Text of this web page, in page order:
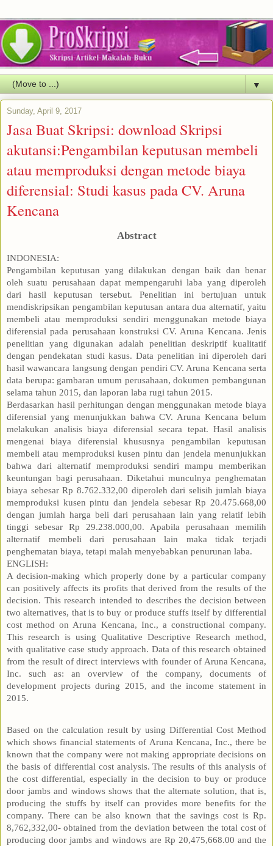
▼
Sunday, April 9, 2017
Jasa Buat Skripsi: download Skripsi
akutansi:Pengambilan keputusan membeli
atau memproduksi dengan metode biaya
diferensial: Studi kasus pada CV. Aruna
Kencana
Abstract
INDONESIA:
Pengambilan keputusan yang dilakukan dengan baik dan benar
oleh suatu perusahaan dapat mempengaruhi laba yang diperoleh
dari hasil keputusan tersebut. Penelitian ini bertujuan untuk
mendiskripsikan pengambilan keputusan antara dua alternatif, yaitu
membeli atau memproduksi sendiri menggunakan metode biaya
diferensial pada perusahaan konstruksi CV. Aruna Kencana. Jenis
penelitian yang digunakan adalah penelitian deskriptif kualitatif
dengan pendekatan studi kasus. Data penelitian ini diperoleh dari
hasil wawancara langsung dengan pendiri CV. Aruna Kencana serta
data berupa: gambaran umum perusahaan, dokumen pembangunan
selama tahun 2015, dan laporan laba rugi tahun 2015.
Berdasarkan hasil perhitungan dengan menggunakan metode biaya
diferensial yang menunjukkan bahwa CV. Aruna Kencana belum
melakukan analisis biaya diferensial secara tepat. Hasil analisis
mengenai biaya diferensial khususnya pengambilan keputusan
membeli atau memproduksi kusen pintu dan jendela menunjukkan
bahwa dari alternatif memproduksi sendiri mampu memberikan
keuntungan bagi perusahaan. Diketahui munculnya penghematan
biaya sebesar Rp 8.762.332,00 diperoleh dari selisih jumlah biaya
memproduksi kusen pintu dan jendela sebesar Rp 20.475.668,00
dengan jumlah harga beli dari perusahaan lain yang relatif lebih
tinggi sebesar Rp 29.238.000,00. Apabila perusahaan memilih
alternatif membeli dari perusahaan lain maka tidak terjadi
penghematan biaya, tetapi malah menyebabkan penurunan laba.
ENGLISH:
A decision-making which properly done by a particular company
can positively affects its profits that derived from the results of the
decision. This research intended to describes the decision between
two alternatives, that is to buy or produce stuffs itself by differential
cost method on Aruna Kencana, Inc., a constructional company.
This research is using Qualitative Descriptive Research method,
with qualitative case study approach. Data of this research obtained
from the result of direct interviews with founder of Aruna Kencana,
Inc. such as: an overview of the company, documents of
development projects during 2015, and the income statement in
2015.
Based on the calculation result by using Differential Cost Method
which shows financial statements of Aruna Kencana, Inc., there be
known that the company were not making appropriate decisions on
the basis of differential cost analysis. The results of this analysis of
the cost differential, especially in the decision to buy or produce
door jambs and windows shows that the alternate solution, that is,
producing the stuffs by itself can provides more benefits for the
company. There can be also known that the savings cost is Rp.
8,762,332,00- obtained from the deviation between the total cost of
producing door jambs and windows are Rp 20,475,668.00 and the